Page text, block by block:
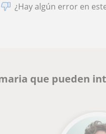
¿Hay algún error en
que pueden